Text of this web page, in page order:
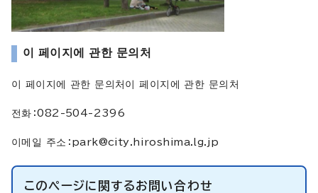
이 페이지에 관한 문의처
이 페이지에 관한 문의처이 페이지에 관한 문의처
전화：082-504-2396
이메일 주소： park@city.hiroshima.lg.jp
このページに関するお問い合わせ